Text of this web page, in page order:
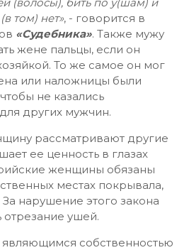
том) нет», - говорится в
«Судебника». Также мужу
жене пальцы, если он
То же самое он мог
или наложницы были
не казались
других мужчин.
рассматривают другие
ее ценность в глазах
женщины обязаны
местах покрывала,
нарушение этого закона
отрезание ушей.
собственностью